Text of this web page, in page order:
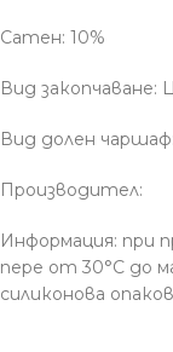
Сатен: 10%
Вид закопчаване:
Вид долен
Производител:
Информация: при
пере от 30°С до
силиконова